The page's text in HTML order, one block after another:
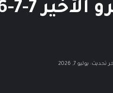
تحديث: يوليو 7, 2026